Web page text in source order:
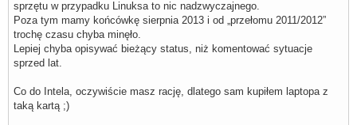
sprzętu w przypadku Linuksa to nic nadzwyczajnego.
Poza tym mamy końcówkę sierpnia 2013 i od „przełomu 2011/2012”
trochę czasu chyba minęło.
Lepiej chyba opisywać bieżący status, niż komentować sytuacje
sprzed lat.
Co do Intela, oczywiście masz rację, dlatego sam kupiłem laptopa z
taką kartą ;)